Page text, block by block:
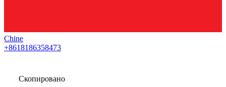
Chine
+8618186358473
Скопировано